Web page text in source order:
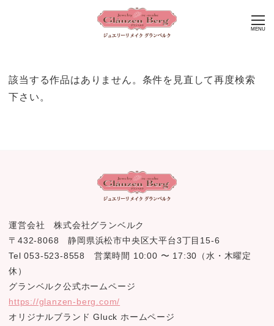
MENU
該当する作品はありません。条件を見直して再度検索
下さい。
運営会社 株式会社グランベルク
〒432-8068 静岡県浜松市中央区大平台3丁目15-6
Tel 053-523-8558 営業時間 10:00 〜 17:30（水・木曜定
休）
グランベルク公式ホームページ
https://glanzen-berg.com/
オリジナルブランド Gluck ホームページ